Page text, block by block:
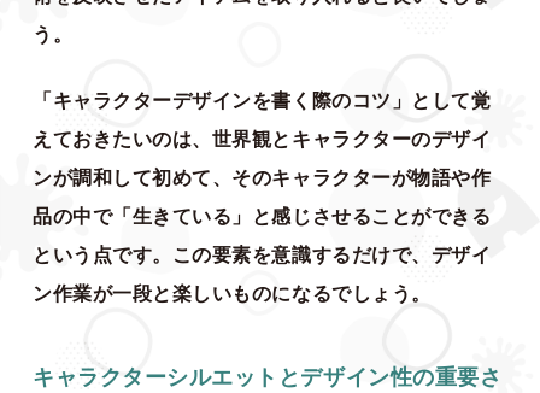
う。
「キャラクターデザインを書く際のコツ」として覚
えておきたいのは、世界観とキャラクターのデザイ
ンが調和して初めて、そのキャラクターが物語や作
品の中で「生きている」と感じさせることができる
という点です。この要素を意識するだけで、デザイ
ン作業が一段と楽しいものになるでしょう。
キャラクターシルエットとデザイン性の重要さ